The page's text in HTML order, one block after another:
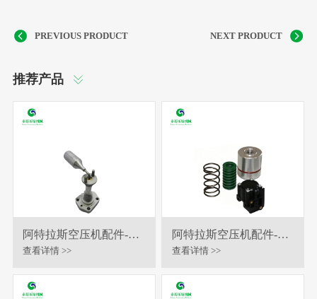
推荐产品
阿特拉斯空压机配件-油
位计
查看详情 >>
阿特拉斯空压机配件-恒
温阀保养包
查看详情 >>